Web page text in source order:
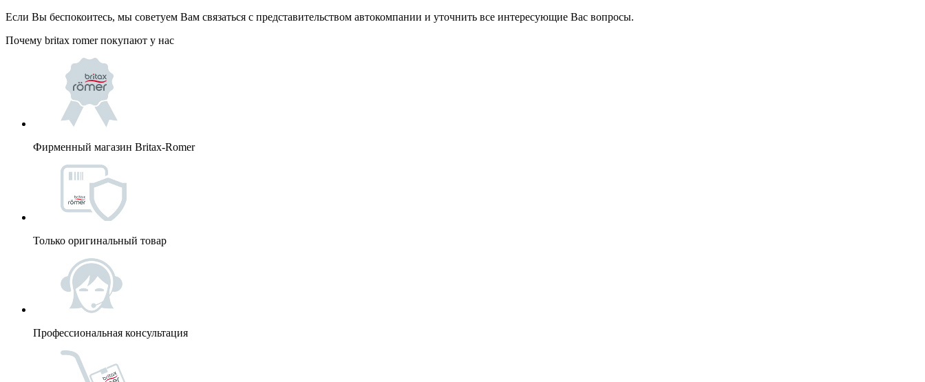
Если Вы беспокоитесь, мы советуем Вам связаться с представительством автокомпании и уточнить все интересующие Вас вопросы.
Почему britax romer покупают у нас
Фирменный магазин Britax-Romer
Только оригинальный товар
Профессиональная консультация